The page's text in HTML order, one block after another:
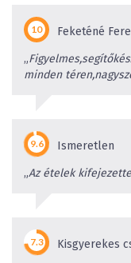
Feketéné
„
minden
Ismeretlen
„Az ételek
Kisgyerekes